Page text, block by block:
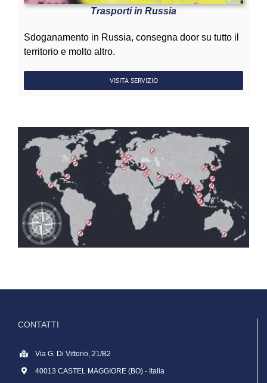
Trasporti in Russia
Sdoganamento in Russia, consegna door su tutto il
territorio e molto altro.
VISITA SERVIZIO
CONTATTI
Via G. Di Vittorio, 21/B2
40013 CASTEL MAGGIORE (BO) - Italia